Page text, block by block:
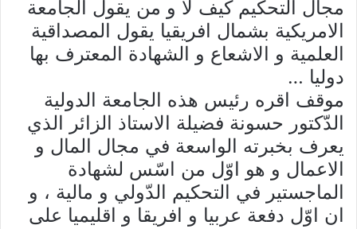
مجال التحكيم كيف لا و من يقول الجامعة
الامريكية بشمال افريقيا يقول المصداقية
العلمية و الاشعاع و الشهادة المعترف بها
دوليا …
موقف اقره رئيس هذه الجامعة الدولية
الدّكتور حسونة فضيلة الاستاذ الزائر الذي
يعرف بخبرته الواسعة في مجال المال و
الاعمال و هو اوّل من اسّس لشهادة
الماجستير في التحكيم الدّولي و مالية ، و
ان اوّل دفعة عربيا و افريقا و اقليميا على